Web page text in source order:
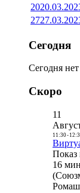
20
27
Сегодня
Сегодня
Скоро
11
11:30-
16